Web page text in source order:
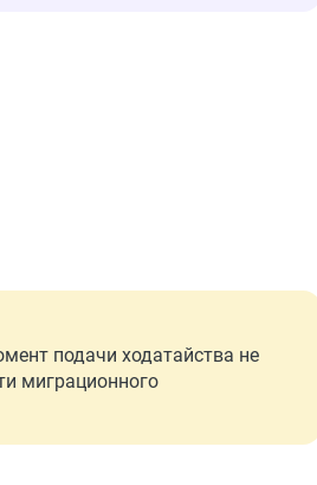
подачи ходатайства не
миграционного